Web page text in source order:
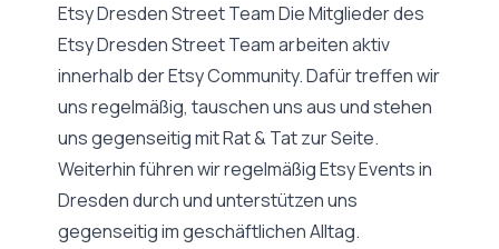
Etsy Dresden Street Team Die Mitglieder des
Etsy Dresden Street Team arbeiten aktiv
innerhalb der Etsy Community. Dafür treffen wir
uns regelmäßig, tauschen uns aus und stehen
uns gegenseitig mit Rat & Tat zur Seite.
Weiterhin führen wir regelmäßig Etsy Events in
Dresden durch und unterstützen uns
gegenseitig im geschäftlichen Alltag.